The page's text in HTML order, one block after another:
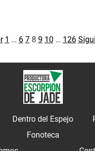
1 … 6 7 8 9 10 … 126
Dentro del Espejo
Fonoteca